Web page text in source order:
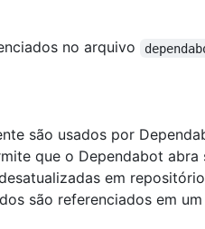
no arquivo
são usados por
que o Dependabot
em
são referenciados em